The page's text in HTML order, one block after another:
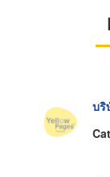
บริ